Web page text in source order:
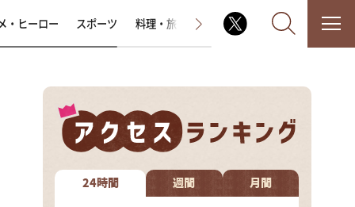
なるみ・岡村の過ぎるTV
相席食堂
・ヒーロー スポーツ 料理・旅 ラジオ番組 その他
24時間 週間 月間